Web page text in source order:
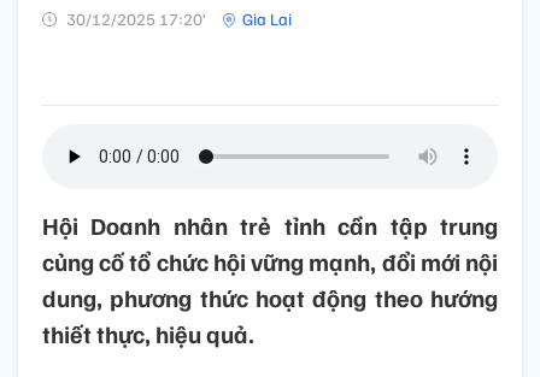
30/12/2025 17:20’ Gia Lai
Hội Doanh nhân trẻ tỉnh cần tập trung
củng cố tổ chức hội vững mạnh, đổi mới nội
dung, phương thức hoạt động theo hướng
thiết thực, hiệu quả.